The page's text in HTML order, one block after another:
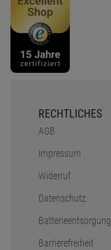
RECHTLICHES
AGB
Impressum
Widerruf
Datenschutz
Batterieentsorgung
Barrierefreiheit